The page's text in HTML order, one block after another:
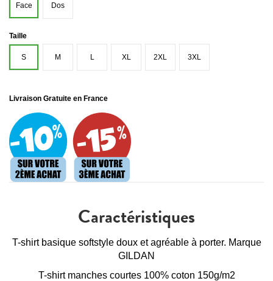
Face Dos
Taille
S M L XL 2XL 3XL
Livraison Gratuite en France
Caractéristiques
T-shirt basique softstyle doux et agréable à porter. Marque
GILDAN
T-shirt manches courtes 100% coton 150g/m2